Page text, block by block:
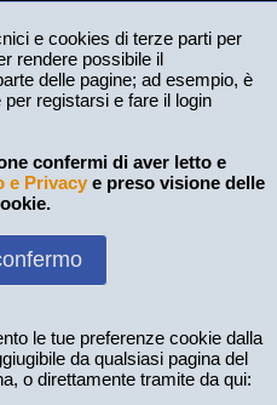
e cookies di terze parti per
rendere possibile il
delle pagine; ad esempio, è
registarsi e fare il login
confermi di aver letto e
e Privacy e preso visione delle
le tue preferenze cookie dalla
da qualsiasi pagina del
o direttamente tramite da qui: